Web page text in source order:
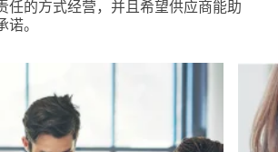
任的方式经营，并且希望供应商能助
诺。